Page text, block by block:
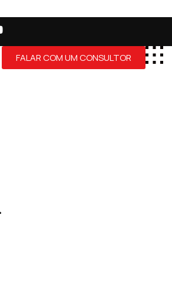
FALAR COM UM CONSULTOR